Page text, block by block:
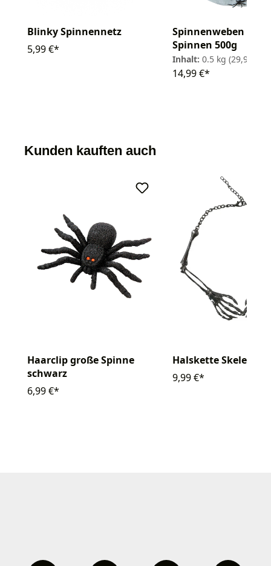
Blinky Spinnennetz
5,99 €*
Spinnenweben
Spinnen 500g
Inhalt: 0.5 kg (29,98 € /
14,99 €*
Kunden kauften auch
Haarclip große Spinne
schwarz
6,99 €*
Halskette
9,99 €*